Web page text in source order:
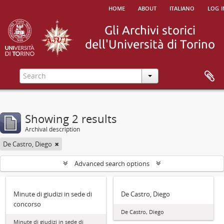
home about italiano log
Showing 2 results
Archival description
De Castro, Diego
Advanced search options
Minute di giudizi in sede di
concorso
Minute di giudizi in sede di
De Castro, Diego
De Castro, Diego